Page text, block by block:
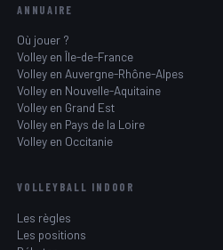
ANNUAIRE
Où jouer ?
Volley en Île-de-France
Volley en Auvergne-Rhône-Alpes
Volley en Nouvelle-Aquitaine
Volley en Grand Est
Volley en Pays de la Loire
Volley en Occitanie
VOLLEYBALL INDOOR
Les règles
Les positions